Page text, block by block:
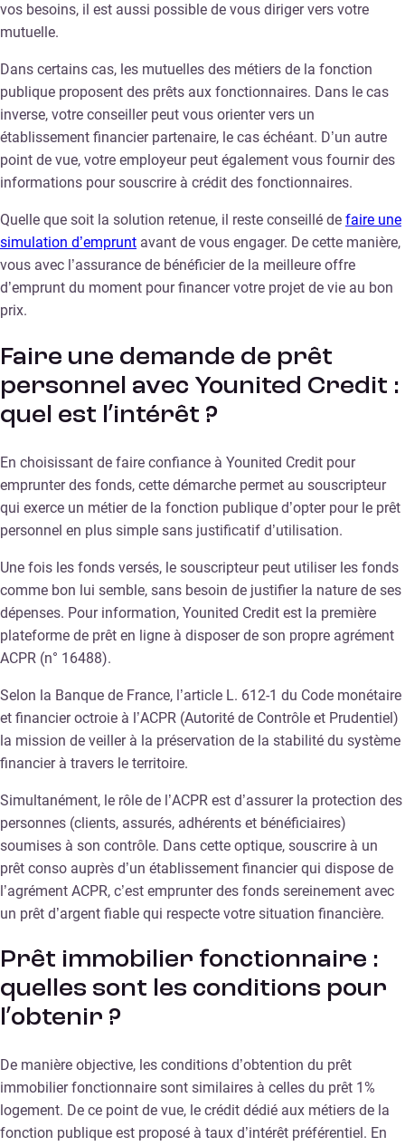
vos besoins, il est aussi possible de vous diriger vers votre
mutuelle.
Dans certains cas, les mutuelles des métiers de la fonction
publique proposent des prêts aux fonctionnaires. Dans le cas
inverse, votre conseiller peut vous orienter vers un
établissement financier partenaire, le cas échéant. D’un autre
point de vue, votre employeur peut également vous fournir des
informations pour souscrire à crédit des fonctionnaires.
Quelle que soit la solution retenue, il reste conseillé de faire une
simulation d’emprunt avant de vous engager. De cette manière,
vous avec l’assurance de bénéficier de la meilleure offre
d’emprunt du moment pour financer votre projet de vie au bon
prix.
Faire une demande de prêt
personnel avec Younited Credit :
quel est l’intérêt ?
En choisissant de faire confiance à Younited Credit pour
emprunter des fonds, cette démarche permet au souscripteur
qui exerce un métier de la fonction publique d’opter pour le prêt
personnel en plus simple sans justificatif d’utilisation.
Une fois les fonds versés, le souscripteur peut utiliser les fonds
comme bon lui semble, sans besoin de justifier la nature de ses
dépenses. Pour information, Younited Credit est la première
plateforme de prêt en ligne à disposer de son propre agrément
ACPR (n° 16488).
Selon la Banque de France, l’article L. 612-1 du Code monétaire
et financier octroie à l’ACPR (Autorité de Contrôle et Prudentiel)
la mission de veiller à la préservation de la stabilité du système
financier à travers le territoire.
Simultanément, le rôle de l’ACPR est d’assurer la protection des
personnes (clients, assurés, adhérents et bénéficiaires)
soumises à son contrôle. Dans cette optique, souscrire à un
prêt conso auprès d’un établissement financier qui dispose de
l’agrément ACPR, c’est emprunter des fonds sereinement avec
un prêt d’argent fiable qui respecte votre situation financière.
Prêt immobilier fonctionnaire :
quelles sont les conditions pour
l’obtenir ?
De manière objective, les conditions d’obtention du prêt
immobilier fonctionnaire sont similaires à celles du prêt 1%
logement. De ce point de vue, le crédit dédié aux métiers de la
fonction publique est proposé à taux d’intérêt préférentiel. En